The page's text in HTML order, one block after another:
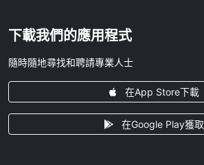
下載我們的應用程式
隨時隨地尋找和聘請專業人士
在App Store下載
在Google Play獲取